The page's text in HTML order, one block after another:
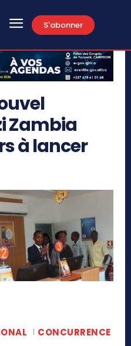
S'abonner
Zambia
à lancer
CONCURRENCE